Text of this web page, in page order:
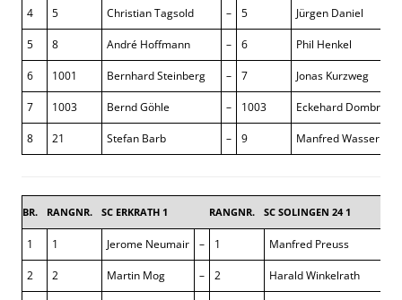
4 5 Christian Tagsold – 5 Jürgen Daniel
5 8 André Hoffmann – 6 Phil Henkel
6 1001 Bernhard Steinberg – 7 Jonas Kurzweg
7 1003 Bernd Göhle – 1003 Eckehard Dombrowe
8 21 Stefan Barb – 9 Manfred
BR. RANGNR. SC ERKRATH 1 RANGNR. SC SOLINGEN 24 1
1 1 Jerome Neumair – 1 Manfred Preuss
2 2 Martin Mog – 2 Harald Winkelrath